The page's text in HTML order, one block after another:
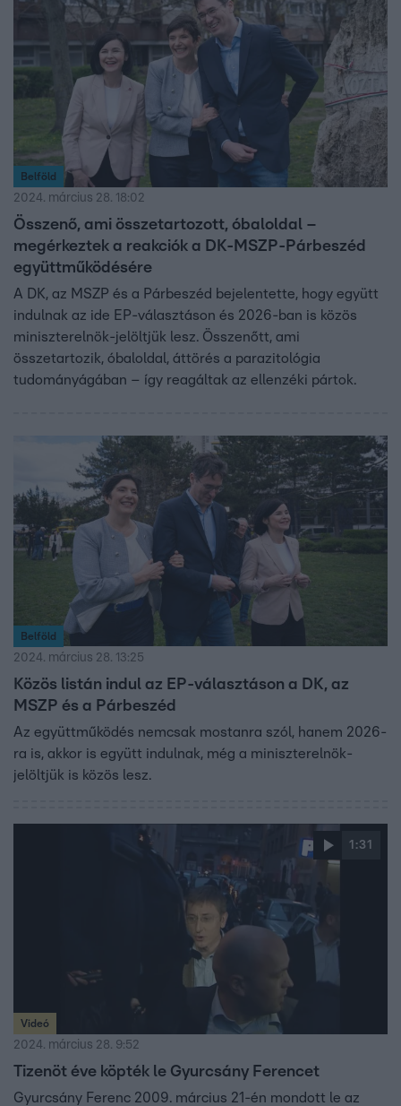
Belföld
2024. március 28. 18:02
Összenő, ami összetartozott, óbaloldal –
megérkeztek a reakciók a DK-MSZP-Párbeszéd
együttműködésére
A DK, az MSZP és a Párbeszéd bejelentette, hogy együtt
indulnak az ide EP-választáson és 2026-ban is közös
miniszterelnök-jelöltjük lesz. Összenőtt, ami
összetartozik, óbaloldal, áttörés a parazitológia
tudományágában – így reagáltak az ellenzéki pártok.
Belföld
2024. március 28. 13:25
Közös listán indul az EP-választáson a DK, az
MSZP és a Párbeszéd
Az együttműködés nemcsak mostanra szól, hanem 2026-
ra is, akkor is együtt indulnak, még a miniszterelnök-
jelöltjük is közös lesz.
1:31
Videó
2024. március 28. 9:52
Tizenöt éve köpték le Gyurcsány Ferencet
Gyurcsány Ferenc 2009. március 21-én mondott le az